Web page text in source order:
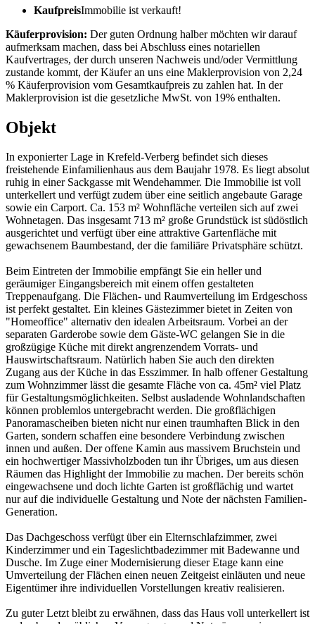
KaufpreisImmobilie ist verkauft!
Käuferprovision: Der guten Ordnung halber möchten wir darauf
aufmerksam machen, dass bei Abschluss eines notariellen
Kaufvertrages, der durch unseren Nachweis und/oder Vermittlung
zustande kommt, der Käufer an uns eine Maklerprovision von 2,24
% Käuferprovision vom Gesamtkaufpreis zu zahlen hat. In der
Maklerprovision ist die gesetzliche MwSt. von 19% enthalten.
Objekt
In exponierter Lage in Krefeld-Verberg befindet sich dieses
freistehende Einfamilienhaus aus dem Baujahr 1978. Es liegt absolut
ruhig in einer Sackgasse mit Wendehammer. Die Immobilie ist voll
unterkellert und verfügt zudem über eine seitlich angebaute Garage
sowie ein Carport. Ca. 153 m² Wohnfläche verteilen sich auf zwei
Wohnetagen. Das insgesamt 713 m² große Grundstück ist südöstlich
ausgerichtet und verfügt über eine attraktive Gartenfläche mit
gewachsenem Baumbestand, der die familiäre Privatsphäre schützt.
Beim Eintreten der Immobilie empfängt Sie ein heller und
geräumiger Eingangsbereich mit einem offen gestalteten
Treppenaufgang. Die Flächen- und Raumverteilung im Erdgeschoss
ist perfekt gestaltet. Ein kleines Gästezimmer bietet in Zeiten von
"Homeoffice" alternativ den idealen Arbeitsraum. Vorbei an der
separaten Garderobe sowie dem Gäste-WC gelangen Sie in die
großzügige Küche mit direkt angrenzendem Vorrats- und
Hauswirtschaftsraum. Natürlich haben Sie auch den direkten
Zugang aus der Küche in das Esszimmer. In halb offener Gestaltung
zum Wohnzimmer lässt die gesamte Fläche von ca. 45m² viel Platz
für Gestaltungsmöglichkeiten. Selbst ausladende Wohnlandschaften
können problemlos untergebracht werden. Die großflächigen
Panoramascheiben bieten nicht nur einen traumhaften Blick in den
Garten, sondern schaffen eine besondere Verbindung zwischen
innen und außen. Der offene Kamin aus massivem Bruchstein und
ein hochwertiger Massivholzboden tun ihr Übriges, um aus diesen
Räumen das Highlight der Immobilie zu machen. Der bereits schön
eingewachsene und doch lichte Garten ist großflächig und wartet
nur auf die individuelle Gestaltung und Note der nächsten Familien-
Generation.
Das Dachgeschoss verfügt über ein Elternschlafzimmer, zwei
Kinderzimmer und ein Tageslichtbadezimmer mit Badewanne und
Dusche. Im Zuge einer Modernisierung dieser Etage kann eine
Umverteilung der Flächen einen neuen Zeitgeist einläuten und neue
Eigentümer ihre individuellen Vorstellungen kreativ realisieren.
Zu guter Letzt bleibt zu erwähnen, dass das Haus voll unterkellert ist